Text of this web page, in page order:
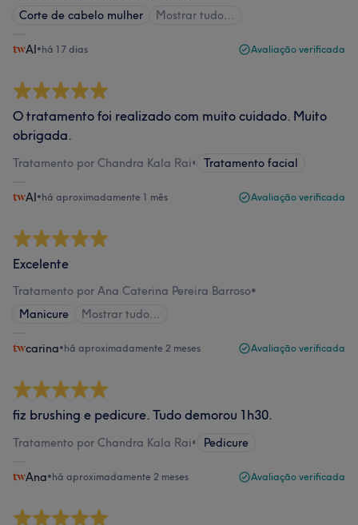
Corte de cabelo mulher
Mostrar tudo…
AI•há 17 dias Avaliação verificada
O tratamento foi realizado com muito cuidado. Muito
obrigada.
Tratamento por Chandra Kala Rai• Tratamento facial
AI•há aproximadamente 1 mês Avaliação verificada
Excelente
Tratamento por Ana Caterina Pereira Barroso•
Manicure
Mostrar tudo…
carina•há aproximadamente 2 meses Avaliação verificada
fiz brushing e pedicure. Tudo demorou 1h30.
Tratamento por Chandra Kala Rai• Pedicure
Ana•há aproximadamente 2 meses Avaliação verificada